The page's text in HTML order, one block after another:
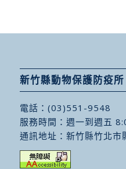
新竹縣動物保護防疫所
電話： (03)551-9548
服務時間：週一到週五
通訊地址： 新竹縣竹北市